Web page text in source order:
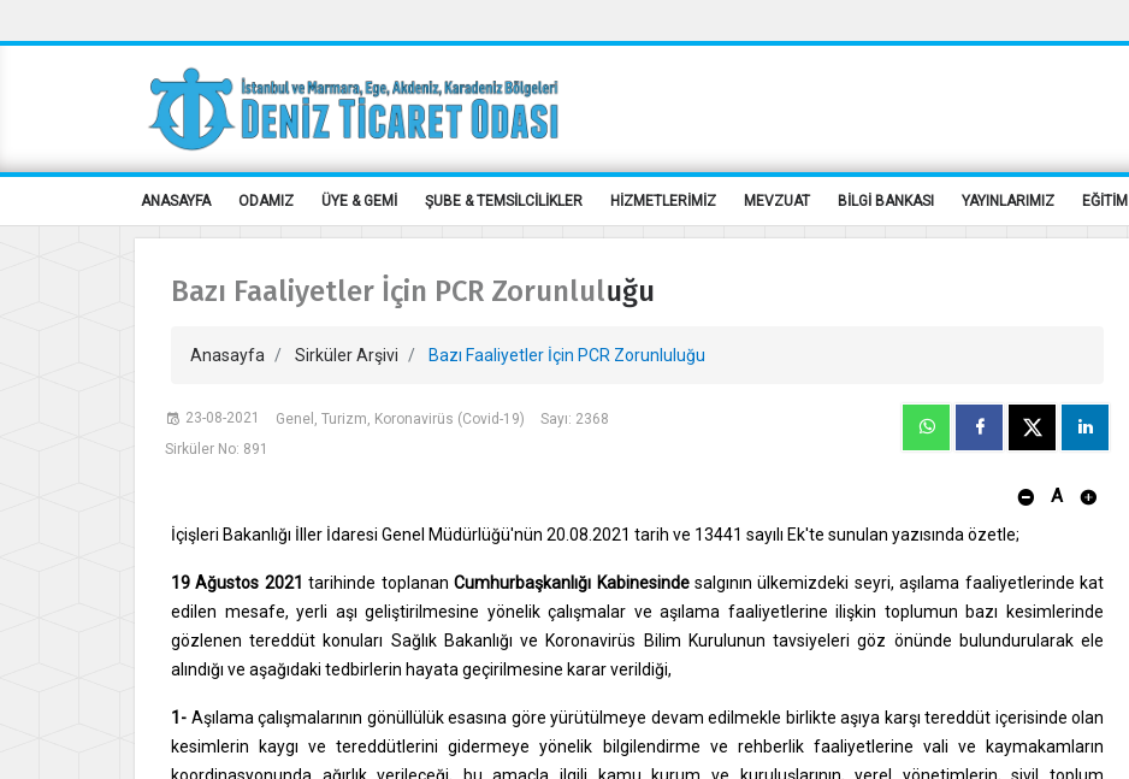
ANASAYFA ODAMIZ ÜYE & GEMİ ŞUBE & TEMSİLCİLİKLER HİZMETLERİMİZ MEVZUAT BİLGİ BANKASI YAYINLARIMIZ EĞİTİM
Bazı Faaliyetler İçin PCR Zorunluluğu
Anasayfa Sirküler Arşivi Bazı Faaliyetler İçin PCR Zorunluluğu
23-08-2021 Genel, Turizm, Koronavirüs (Covid-19)
Sayı: 2368
Sirküler No: 891
A
İçişleri Bakanlığı İller İdaresi Genel Müdürlüğü'nün 20.08.2021 tarih ve 13441 sayılı Ek'te sunulan yazısında özetle;
19 Ağustos 2021tarihinde toplananCumhurbaşkanlığı Kabinesinde salgının ülkemizdeki seyri, aşılama faaliyetlerinde kat
edilen mesafe, yerli aşı geliştirilmesine yönelik çalışmalar ve aşılama faaliyetlerine ilişkin toplumun bazı kesimlerinde
gözlenen tereddüt konuları Sağlık Bakanlığı ve Koronavirüs Bilim Kurulunun tavsiyeleri göz önünde bulundurularak ele
alındığı ve aşağıdaki tedbirlerin hayata geçirilmesine karar verildiği,
1- Aşılama çalışmalarının gönüllülük esasına göre yürütülmeye devam edilmekle birlikte aşıya karşı tereddüt içerisinde olan
kesimlerin kaygı ve tereddütlerini gidermeye yönelik bilgilendirme ve rehberlik faaliyetlerine vali ve kaymakamların
koordinasyonunda ağırlık verileceği, bu amaçla ilgili kamu kurum ve kuruluşlarının, yerel yönetimlerin, sivil toplum